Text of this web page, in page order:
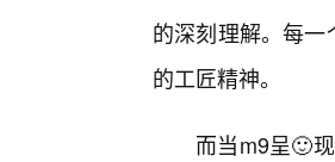
的深刻理解。每
的工匠精神。
而当m9呈🙂